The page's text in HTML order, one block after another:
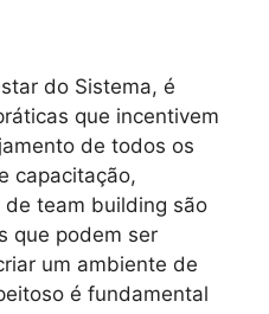
do Sistema, é
que incentivem
de todos os
capacitação,
team building são
que podem ser
um ambiente de
é fundamental